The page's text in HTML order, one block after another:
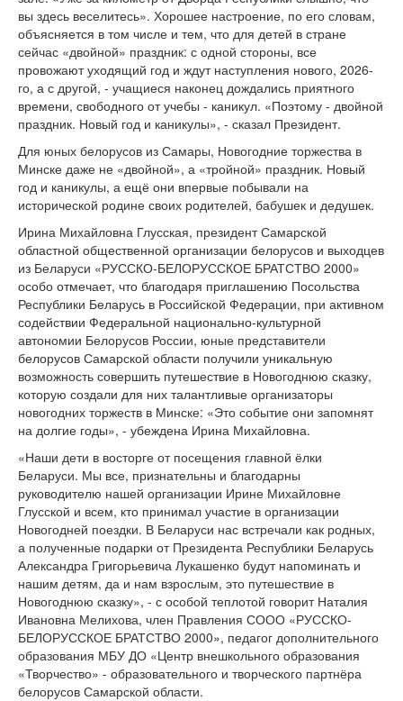
вы здесь веселитесь». Хорошее настроение, по его словам,
объясняется в том числе и тем, что для детей в стране
сейчас «двойной» праздник: с одной стороны, все
провожают уходящий год и ждут наступления нового, 2026-
го, а с другой, - учащиеся наконец дождались приятного
времени, свободного от учебы - каникул. «Поэтому - двойной
праздник. Новый год и каникулы», - сказал Президент.
Для юных белорусов из Самары, Новогодние торжества в
Минске даже не «двойной», а «тройной» праздник. Новый
год и каникулы, а ещё они впервые побывали на
исторической родине своих родителей, бабушек и дедушек.
Ирина Михайловна Глусская, президент Самарской
областной общественной организации белорусов и выходцев
из Беларуси «РУССКО-БЕЛОРУССКОЕ БРАТСТВО 2000»
особо отмечает, что благодаря приглашению Посольства
Республики Беларусь в Российской Федерации, при активном
содействии Федеральной национально-культурной
автономии Белорусов России, юные представители
белорусов Самарской области получили уникальную
возможность совершить путешествие в Новогоднюю сказку,
которую создали для них талантливые организаторы
новогодних торжеств в Минске: «Это событие они запомнят
на долгие годы», - убеждена Ирина Михайловна.
«Наши дети в восторге от посещения главной ёлки
Беларуси. Мы все, признательны и благодарны
руководителю нашей организации Ирине Михайловне
Глусской и всем, кто принимал участие в организации
Новогодней поездки. В Беларуси нас встречали как родных,
а полученные подарки от Президента Республики Беларусь
Александра Григорьевича Лукашенко будут напоминать и
нашим детям, да и нам взрослым, это путешествие в
Новогоднюю сказку», - с особой теплотой говорит Наталия
Ивановна Мелихова, член Правления СООО «РУССКО-
БЕЛОРУССКОЕ БРАТСТВО 2000», педагог дополнительного
образования МБУ ДО «Центр внешкольного образования
«Творчество» - образовательного и творческого партнёра
белорусов Самарской области.